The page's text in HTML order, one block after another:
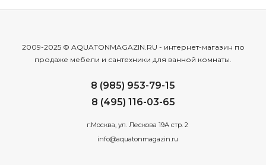
2009-2025 © AQUATONMAGAZIN.RU - интернет-магазин по
продаже мебели и сантехники для ванной комнаты.
8 (985) 953-79-15
8 (495) 116-03-65
г.Москва, ул. Лескова 19А стр. 2
info@aquatonmagazin.ru